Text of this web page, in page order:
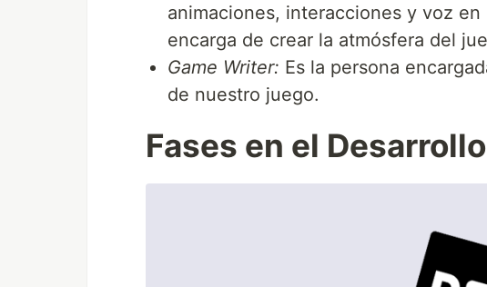
animaciones, interacciones y voz
encarga de crear la atmósfera del
Game Writer: Es la persona
de nuestro juego.
Fases en el